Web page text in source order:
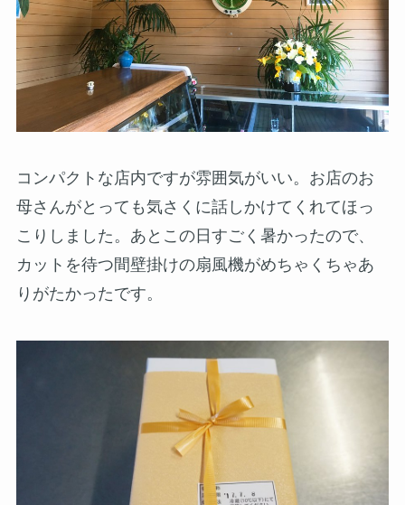
コンパクトな店内ですが雰囲気がいい。お店のお
母さんがとっても気さくに話しかけてくれてほっ
こりしました。あとこの日すごく暑かったので、
カットを待つ間壁掛けの扇風機がめちゃくちゃあ
りがたかったです。